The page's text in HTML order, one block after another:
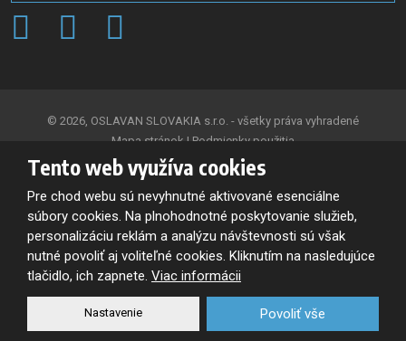
Formulár
© 2026, OSLAVAN SLOVAKIA s.r.o. - všetky práva vyhradené
Mapa stránok | Podmienky použitia
VYTVORILA
Tento web je chránený pomocou Google reCAPTCHA, a platia pre
neho
Zásady ochrany osobných údajov a
Tento web využíva cookies
Pre chod webu sú nevyhnutné aktivované esenciálne
súbory cookies. Na plnohodnotné poskytovanie služieb,
personalizáciu reklám a analýzu návštevnosti sú však
nutné povoliť aj voliteľné cookies. Kliknutím na nasledujúce
tlačidlo, ich zapnete. Viac informácii
Nastavenie Povoliť vše